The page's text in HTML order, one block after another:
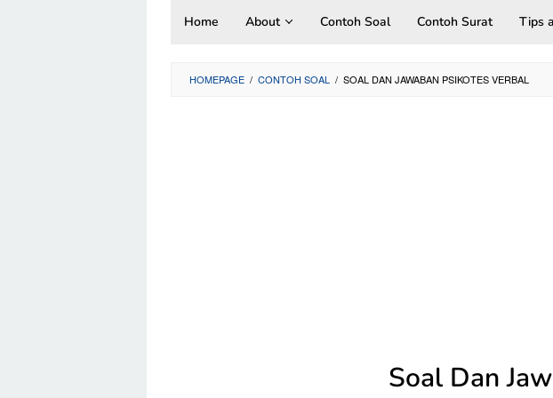
Home About Contoh Soal Contoh Surat Tips
HOMEPAGE / CONTOH SOAL / SOAL DAN JAWABAN PSIKOTES VERBAL
Soal Dan